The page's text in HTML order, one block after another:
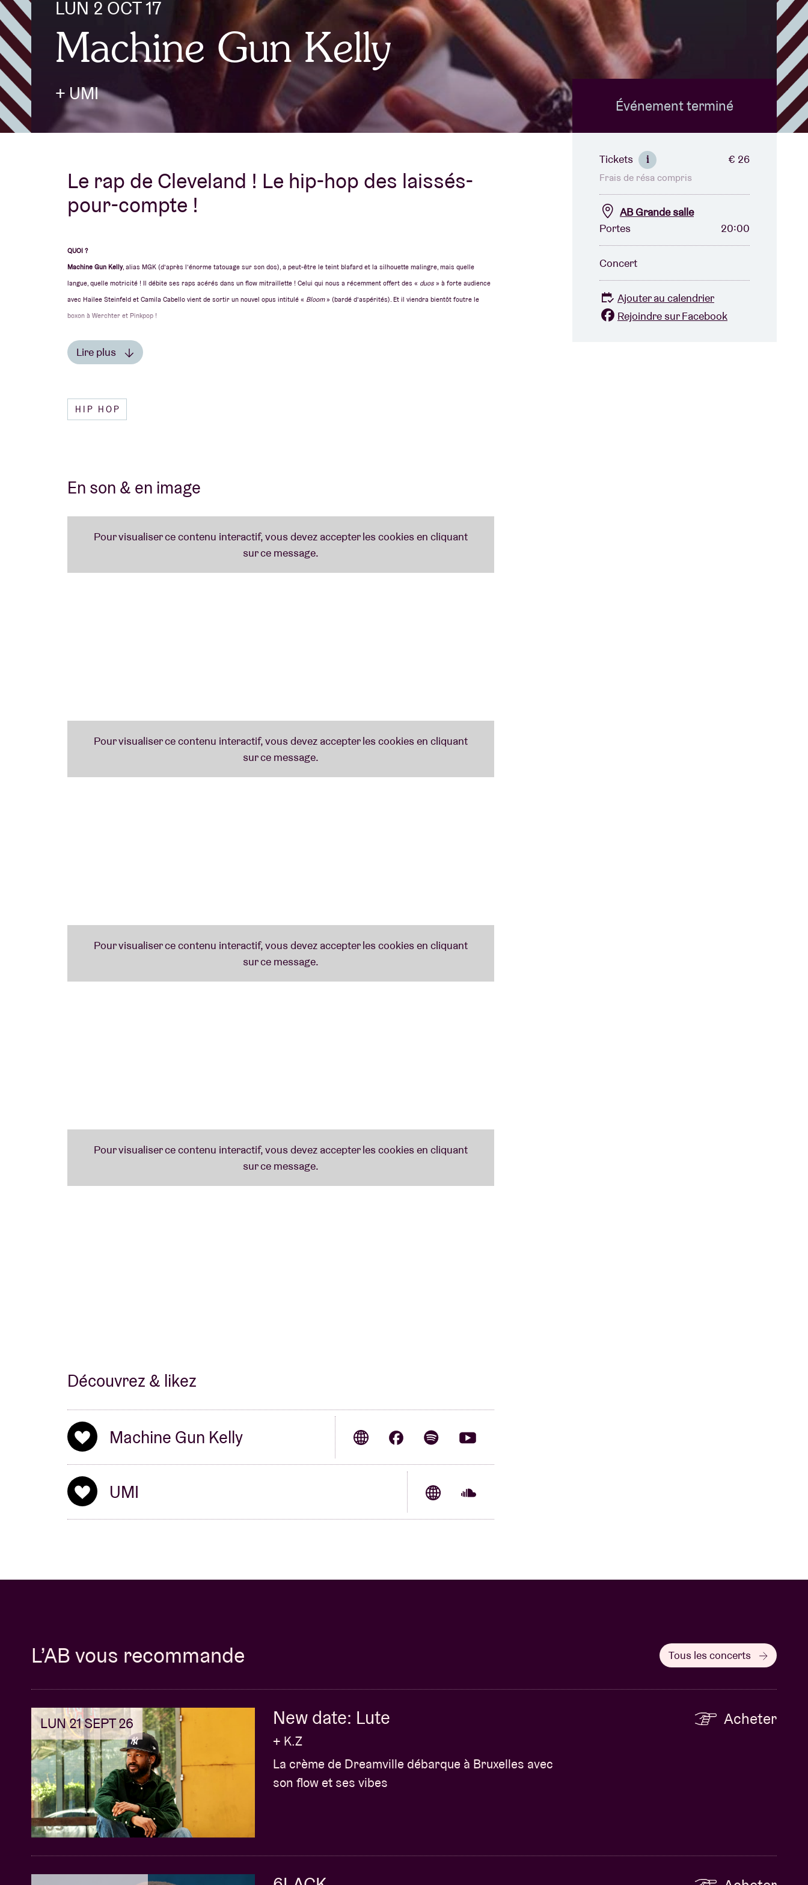
Infos visiteurs
AB ❤ you
À propos de l'AB
Contact
LUN 2 OCT 17
Machine Gun Kelly
+ UMI
Le rap de Cleveland ! Le hip-hop des laissés-
pour-compte !
QUOI ?
Machine Gun Kelly, alias MGK (d’après l’énorme tatouage sur son dos), a peut-être le teint blafard et la silhouette malingre, mais quelle
langue, quelle motricité ! Il débite ses raps acérés dans un flow mitraillette ! Celui qui nous a récemment offert des « duos » à forte audience
avec Hailee Steinfeld et Camila Cabello vient de sortir un nouvel opus intitulé « Bloom» (bardé d’aspérités). Et il viendra bientôt foutre le
boxon à Werchter et Pinkpop !
AB-CÉDAIRE
Pour les fans de la «
Lire plus
HIP HOP
En son & en image
Découvrez & likez
Machine Gun Kelly
UMI
Événement terminé
Tickets i € 26
Frais de résa compris
AB Grande salle
Portes
20:00
Concert
Ajouter au calendrier
Rejoindre sur Facebook
L’AB vous recommande Tous les concerts
LUN 21 SEPT 26 New date: Lute
+ K.Z
La crème de Dreamville débarque à Bruxelles avec
son flow et ses vibes
Acheter